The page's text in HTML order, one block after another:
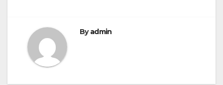
Byadmin